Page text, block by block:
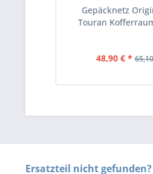
Gepäcknetz
Touran
48,90 € *
Ersatzteil nicht gefunden?